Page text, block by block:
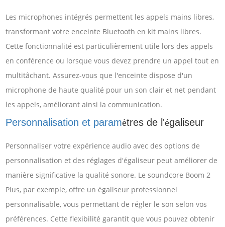
Les microphones intégrés permettent les appels mains libres,
transformant votre enceinte Bluetooth en kit mains libres.
Cette fonctionnalité est particulièrement utile lors des appels
en conférence ou lorsque vous devez prendre un appel tout en
multitâchant. Assurez-vous que l'enceinte dispose d'un
microphone de haute qualité pour un son clair et net pendant
les appels, améliorant ainsi la communication.
Personnalisation et paramètres de l'égaliseur
Personnaliser votre expérience audio avec des options de
personnalisation et des réglages d'égaliseur peut améliorer de
manière significative la qualité sonore. Le soundcore Boom 2
Plus, par exemple, offre un égaliseur professionnel
personnalisable, vous permettant de régler le son selon vos
préférences. Cette flexibilité garantit que vous pouvez obtenir